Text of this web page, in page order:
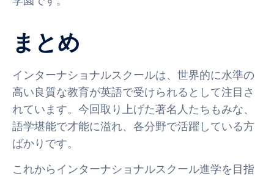
まとめ
インターナショナルスクールは、世界的に水準の
高い良質な教育が英語で受けられるとして注目さ
れています。今回取り上げた著名人たちもみな、
語学堪能で才能に溢れ、各分野で活躍している方
ばかりです。
これからインターナショナルスクール進学を目指